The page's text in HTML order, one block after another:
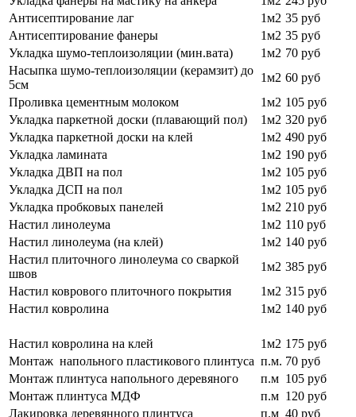
Антисептирование лаг
1м2 35 руб
Антисептирование фанеры
1м2 35 руб
Укладка шумо-теплоизоляции (мин.вата)
1м2 70 руб
Насыпка шумо-теплоизоляции (керамзит) до
5см
1м2 60 руб
Проливка цементным молоком
1м2 105 руб
Укладка паркетной доски (плавающий пол)
1м2 320 руб
Укладка паркетной доски на клей
1м2 490 руб
Укладка ламината
1м2 190 руб
Укладка ДВП на пол
1м2 105 руб
Укладка ДСП на пол
1м2 105 руб
Укладка пробковых панелей
1м2 210 руб
Настил линолеума
1м2 110 руб
Настил линолеума (на клей)
1м2 140 руб
Настил плиточного линолеума со сваркой
швов
1м2 385 руб
Настил коврового плиточного покрытия
1м2 315 руб
Настил ковролина
1м2 140 руб
Настил ковролина на клей 1м2 175 руб
Монтаж напольного пластикового плинтуса п.м. 70 руб
Монтаж плинтуса напольного деревяного
п.м 105 руб
Монтаж плинтуса МДФ
п.м 120 руб
Лакировка деревянного плинтуса
п.м 40 руб